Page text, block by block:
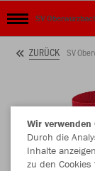
SV
ZURÜCK SV
Wir verwenden
Durch die
Inhalte
zu den